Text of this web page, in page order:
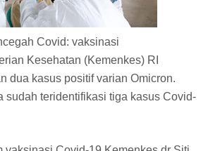
Covid: vaksinasi
Kesehatan (Kemenkes) RI
dua kasus positif varian Omicron.
sudah teridentifikasi tiga kasus Covid-